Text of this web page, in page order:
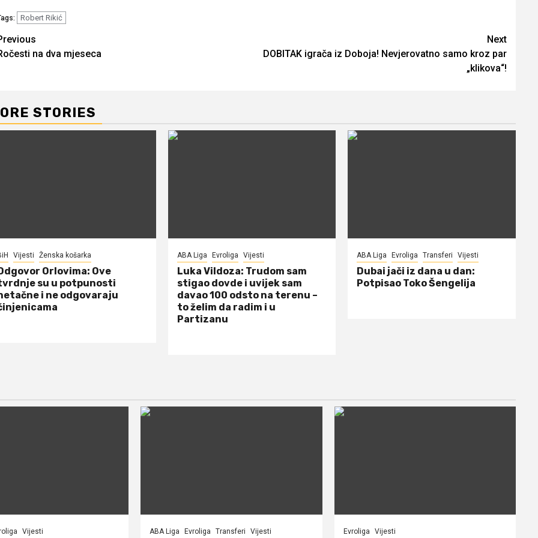
Robert Rikić
na dva mjeseca
Next
DOBITAK igrača iz Doboja! Nevjerovatno samo kroz par
„klikova“!
STORIES
Vijesti Ženska košarka
Orlovima: ​Ove
su u potpunosti
i ne odgovaraju
ABA Liga Evroliga Vijesti
Luka Vildoza: Trudom sam
stigao dovde i uvijek sam
davao 100 odsto na terenu –
to želim da radim i u
Partizanu
ABA Liga Evroliga Transferi Vijesti
Dubai jači iz dana u dan:
Potpisao Toko Šengelija
Vijesti ABA Liga Evroliga Transferi Vijesti Evroliga Vijesti